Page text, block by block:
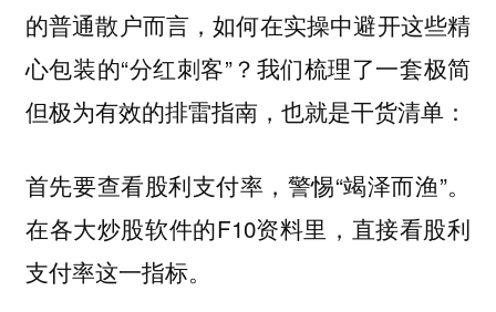
的普通散户而言，如何在实操中避开这些精
心包装的“分红刺客”？我们梳理了一套极简
但极为有效的排雷指南，也就是干货清单：
首先要查看股利支付率，警惕“竭泽而渔”。
在各大炒股软件的F10资料里，直接看股利
支付率这一指标。